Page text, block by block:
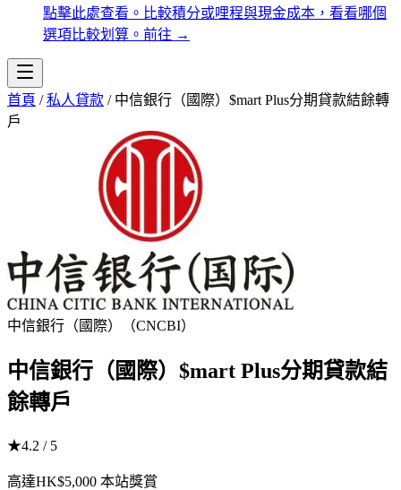
點擊此處查看。比較積分或哩程與現金成本，看看哪個
選項比較划算。 前往 →
首頁 /私人貸款 / 中信銀行（國際）$mart Plus分期貸款結餘轉
戶
中信銀行（國際）（CNCBI）
中信銀行（國際）$mart Plus分期貸款結
餘轉戶
★4.2 / 5
高達HK$5,000 本站獎賞